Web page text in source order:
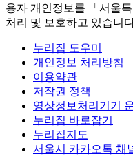
용자 개인정보를 「서울
처리 및 보호하고 있습니
누리집 도우미
개인정보 처리방침
이용약관
저작권 정책
영상정보처리기기
누리집 바로잡기
누리집지도
서울시 카카오톡 채